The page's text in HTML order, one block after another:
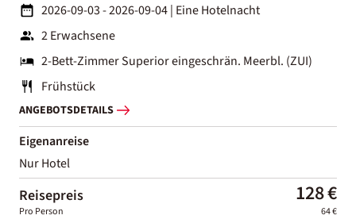
2026-09-03 - 2026-09-04| Eine Hotelnacht
2 Erwachsene
2-Bett-Zimmer Superior eingeschrän. Meerbl. (ZUI)
Frühstück
ANGEBOTSDETAILS
Eigenanreise
Nur Hotel
Reisepreis 128 €
Pro Person 64 €